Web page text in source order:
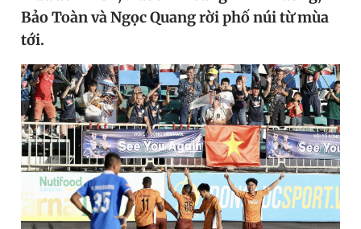
Sản phẩm khác
Tiện ích Bạn cần biết
Thông tin tòa soạn Liên hệ quảng cáo
Bảo Toàn và Ngọc Quang rời phố núi từ mùa
tới.